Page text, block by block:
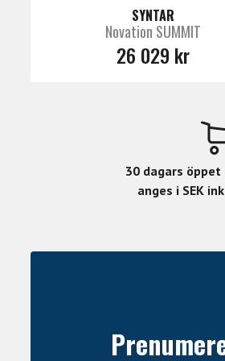
SYNTAR
Novation SUMMIT
26 029 kr
30 dagars öppet
anges i SEK